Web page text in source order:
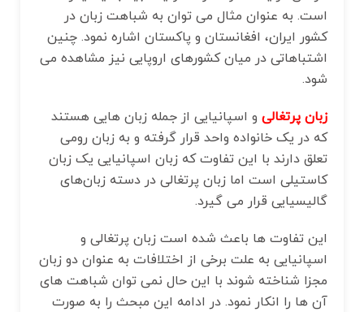
است. به عنوان مثال می توان به شباهت زبان در
کشور ایران، افغانستان و پاکستان اشاره نمود. چنین
اشتباهاتی در میان کشورهای اروپایی نیز مشاهده می
شود.
زبان پرتغالی و اسپانیایی از جمله زبان هایی هستند
که در یک خانواده‌ واحد قرار گرفته و به زبان رومی
تعلق دارند با این تفاوت که زبان اسپانیایی یک زبان
کاستیلی است اما زبان پرتغالی در دسته‌ زبان‌های
گالیسیایی قرار می گیرد.
این تفاوت ها باعث شده است زبان پرتغالی و
اسپانیایی به علت برخی از اختلافات به عنوان دو زبان
مجزا شناخته شوند با این حال نمی ‌توان شباهت‌ های
آن ها را انکار نمود. در ادامه این مبحث را به صورت